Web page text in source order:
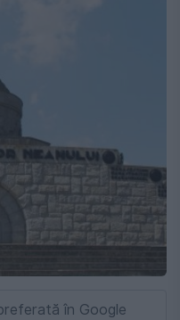
în Google